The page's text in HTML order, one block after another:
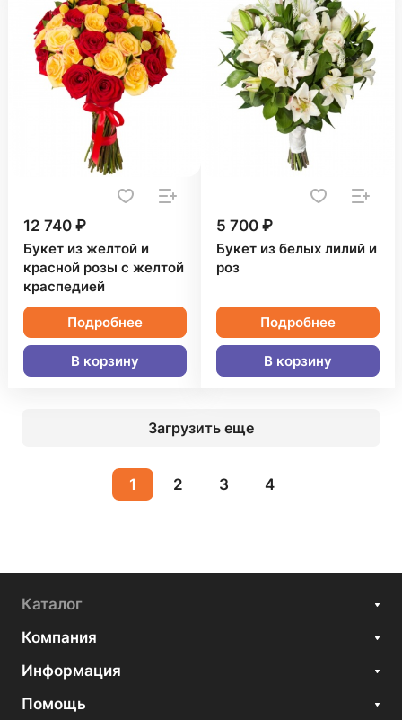
12 740 ₽
Букет из желтой и
красной розы с желтой
краспедией
Подробнее
В корзину
5 700 ₽
Букет из белых лилий и
роз
Подробнее
В корзину
Загрузить еще
1 2 3 4
Каталог
Компания
Информация
Помощь